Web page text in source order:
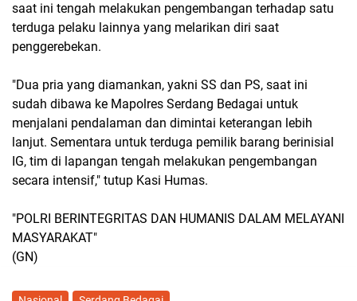
saat ini tengah melakukan pengembangan terhadap satu
terduga pelaku lainnya yang melarikan diri saat
penggerebekan.
"Dua pria yang diamankan, yakni SS dan PS, saat ini
sudah dibawa ke Mapolres Serdang Bedagai untuk
menjalani pendalaman dan dimintai keterangan lebih
lanjut. Sementara untuk terduga pemilik barang berinisial
IG, tim di lapangan tengah melakukan pengembangan
secara intensif," tutup Kasi Humas.
"POLRI BERINTEGRITAS DAN HUMANIS DALAM MELAYANI
MASYARAKAT"
(GN)